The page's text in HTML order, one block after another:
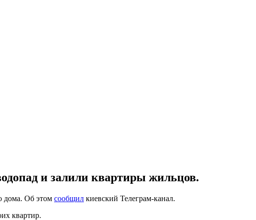
и залили квартиры жильцов.
дома. Об этом сообщил киевский Телеграм-канал.
квартир.